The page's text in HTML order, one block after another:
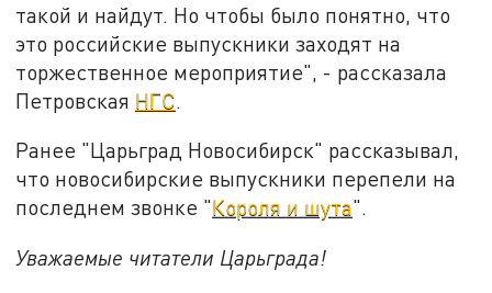
такой и найдут. Но чтобы было понятно, что
это российские выпускники заходят на
торжественное мероприятие", - рассказала
Петровская НГС
Ранее "Царьград Новосибирск" рассказывал,
что новосибирские выпускники перепели на
последнем звонке "Короля и шута".
Уважаемые читатели Царьграда!